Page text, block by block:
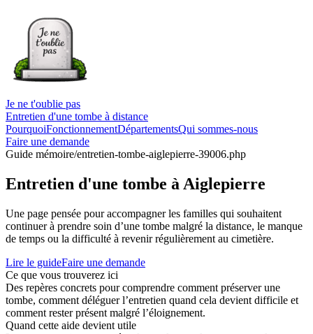
Je ne t'oublie pas
Entretien d'une tombe à distance
PourquoiFonctionnementDépartementsQui sommes-nous
Faire une demande
Guide mémoire/entretien-tombe-aiglepierre-39006.php
Entretien d'une tombe à Aiglepierre
Une page pensée pour accompagner les familles qui souhaitent
continuer à prendre soin d’une tombe malgré la distance, le manque
de temps ou la difficulté à revenir régulièrement au cimetière.
Lire le guideFaire une demande
Ce que vous trouverez ici
Des repères concrets pour comprendre comment préserver une
tombe, comment déléguer l’entretien quand cela devient difficile et
comment rester présent malgré l’éloignement.
Quand cette aide devient utile